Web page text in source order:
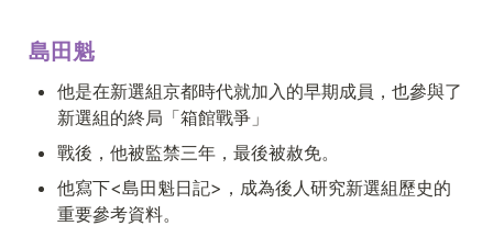
島田魁
他是在新選組京都時代就加入的早期成員，也參與了
新選組的終局「箱館戰爭」
戰後，他被監禁三年，最後被赦免。
他寫下<島田魁日記>，成為後人研究新選組歷史的
重要參考資料。